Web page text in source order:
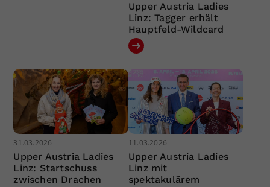
Upper Austria Ladies
Linz: Tagger erhält
Hauptfeld-Wildcard
31.03.2026
Upper Austria Ladies
Linz: Startschuss
zwischen Drachen
11.03.2026
Upper Austria Ladies
Linz mit
spektakulärem